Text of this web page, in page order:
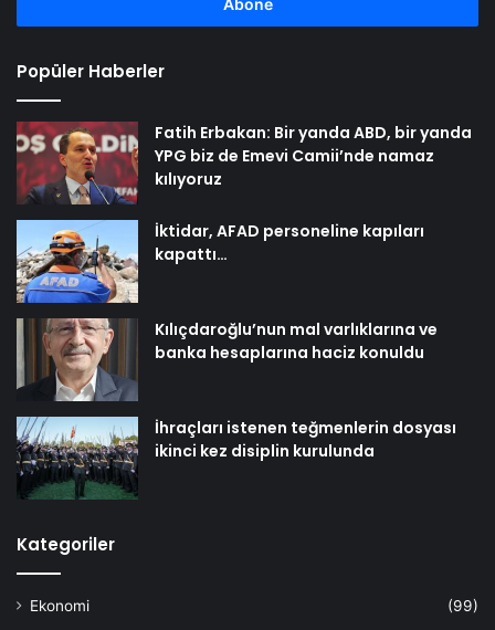
Popüler Haberler
Fatih Erbakan: Bir yanda ABD, bir yanda
YPG biz de Emevi Camii’nde namaz
kılıyoruz
İktidar, AFAD personeline kapıları
kapattı…
Kılıçdaroğlu’nun mal varlıklarına ve
banka hesaplarına haciz konuldu
İhraçları istenen teğmenlerin dosyası
ikinci kez disiplin kurulunda
Kategoriler
Ekonomi
(99)